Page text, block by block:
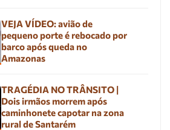
VEJA VÍDEO: avião de
pequeno porte é rebocado por
barco após queda no
Amazonas
TRAGÉDIA NO TRÂNSITO |
Dois irmãos morrem após
caminhonete capotar na zona
rural de Santarém